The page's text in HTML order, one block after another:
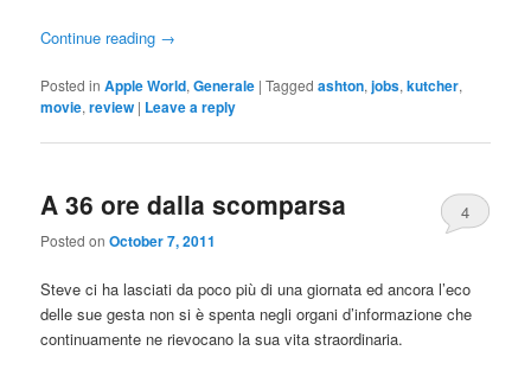
Continue reading →
Posted in Apple World,Generale |Tagged ashton,jobs,kutcher,
movie,review | Leave a reply
A 36 ore dalla scomparsa
Posted onOctober 7, 2011
4
Steve ci ha lasciati da poco più di una giornata ed ancora l’eco
delle sue gesta non si è spenta negli organi d’informazione che
continuamente ne rievocano la sua vita straordinaria.